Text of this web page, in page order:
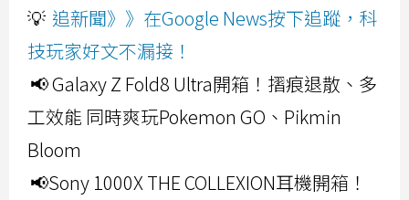
💡 追新聞》》在Google News按下追蹤，科
技玩家好文不漏接！
📢 Galaxy Z Fold8 Ultra開箱！摺痕退散、多
工效能 同時爽玩Pokemon GO、Pikmin
Bloom
📢Sony 1000X THE COLLEXION耳機開箱！